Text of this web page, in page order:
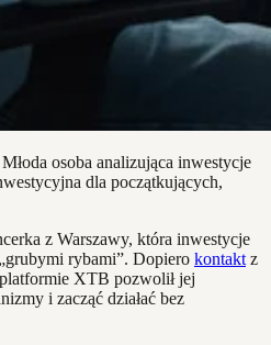
osoba analizująca inwestycje
dla początkujących,
z Warszawy, która inwestycje
rybami”. Dopiero kontakt z
XTB pozwolił jej
i zacząć działać bez